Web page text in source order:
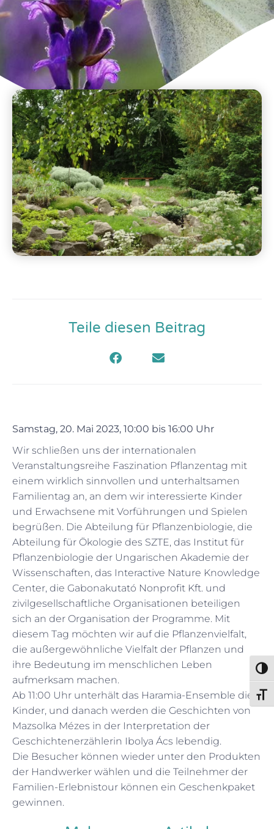
Teile diesen Beitrag
Samstag, 20. Mai 2023, 10:00 bis 16:00 Uhr
Wir schließen uns der internationalen
Veranstaltungsreihe Faszination Pflanzentag mit
einem wirklich sinnvollen und unterhaltsamen
Familientag an, an dem wir interessierte Kinder
und Erwachsene mit Vorführungen und Spielen
begrüßen. Die Abteilung für Pflanzenbiologie, die
Abteilung für Ökologie des SZTE, das Institut für
Pflanzenbiologie der Ungarischen Akademie der
Wissenschaften, das Interactive Nature Knowledge
Center, die Gabonakutató Nonprofit Kft. und
zivilgesellschaftliche Organisationen beteiligen
sich an der Organisation der Programme. Mit
diesem Tag möchten wir auf die Pflanzenvielfalt,
die außergewöhnliche Vielfalt der Pflanzen und
ihre Bedeutung im menschlichen Leben
aufmerksam machen.
Ab 11:00 Uhr unterhält das Haramia-Ensemble die
Kinder, und danach werden die Geschichten von
Mazsolka Mézes in der Interpretation der
Geschichtenerzählerin Ibolya Ács lebendig.
Die Besucher können wieder unter den Produkten
der Handwerker wählen und die Teilnehmer der
Familien-Erlebnistour können ein Geschenkpaket
gewinnen.